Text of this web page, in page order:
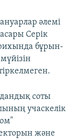
әлемі
Серік
бұрын-
соты
учаскелік
және